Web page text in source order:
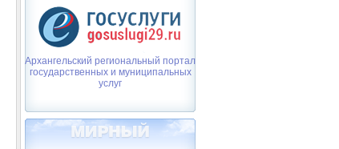
Архангельский региональный портал
государственных и муниципальных
услуг